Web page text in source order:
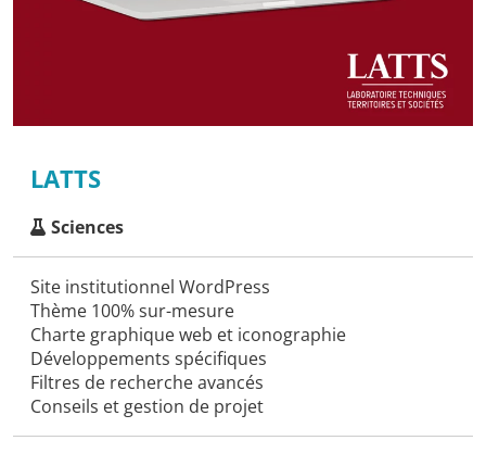
LATTS
Sciences
Site institutionnel WordPress
Thème 100% sur-mesure
Charte graphique web et iconographie
Développements spécifiques
Filtres de recherche avancés
Conseils et gestion de projet